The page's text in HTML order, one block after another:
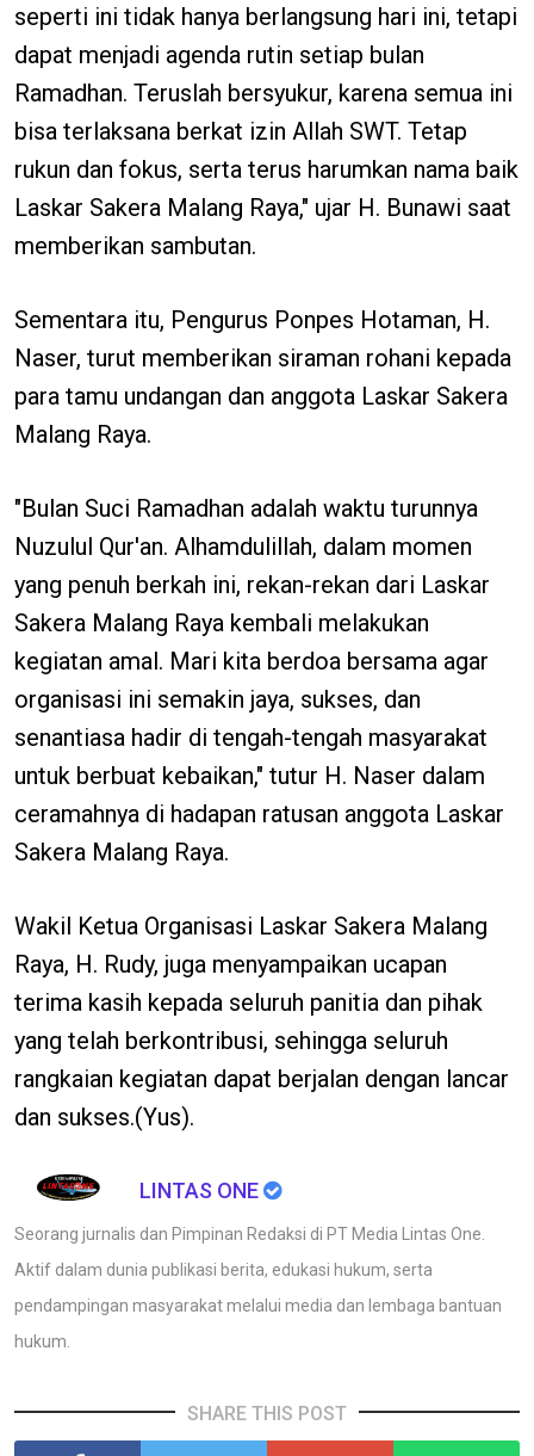
seperti ini tidak hanya berlangsung hari ini, tetapi
dapat menjadi agenda rutin setiap bulan
Ramadhan. Teruslah bersyukur, karena semua ini
bisa terlaksana berkat izin Allah SWT. Tetap
rukun dan fokus, serta terus harumkan nama baik
Laskar Sakera Malang Raya," ujar H. Bunawi saat
memberikan sambutan.
Sementara itu, Pengurus Ponpes Hotaman, H.
Naser, turut memberikan siraman rohani kepada
para tamu undangan dan anggota Laskar Sakera
Malang Raya.
"Bulan Suci Ramadhan adalah waktu turunnya
Nuzulul Qur'an. Alhamdulillah, dalam momen
yang penuh berkah ini, rekan-rekan dari Laskar
Sakera Malang Raya kembali melakukan
kegiatan amal. Mari kita berdoa bersama agar
organisasi ini semakin jaya, sukses, dan
senantiasa hadir di tengah-tengah masyarakat
untuk berbuat kebaikan," tutur H. Naser dalam
ceramahnya di hadapan ratusan anggota Laskar
Sakera Malang Raya.
Wakil Ketua Organisasi Laskar Sakera Malang
Raya, H. Rudy, juga menyampaikan ucapan
terima kasih kepada seluruh panitia dan pihak
yang telah berkontribusi, sehingga seluruh
rangkaian kegiatan dapat berjalan dengan lancar
dan sukses.(Yus).
LINTAS ONE
Seorang jurnalis dan Pimpinan Redaksi di PT Media Lintas One.
Aktif dalam dunia publikasi berita, edukasi hukum, serta
pendampingan masyarakat melalui media dan lembaga bantuan
hukum.
SHARE THIS POST